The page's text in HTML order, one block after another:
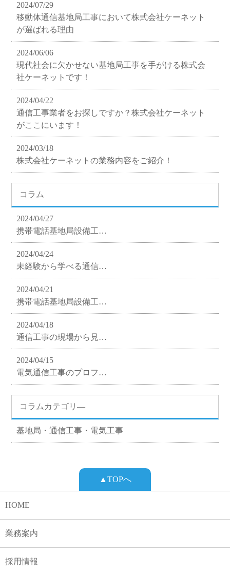
2024/07/29
移動体通信基地局工事において株式会社ケーネット
が選ばれる理由
2024/06/06
現代社会に欠かせない基地局工事を手がける株式会
社ケーネットです！
2024/04/22
通信工事業者をお探しですか？株式会社ケーネット
がここにいます！
2024/03/18
株式会社ケーネットの業務内容をご紹介！
コラム
2024/04/27
携帯電話基地局設備工…
2024/04/24
未経験から学べる通信…
2024/04/21
携帯電話基地局設備工…
2024/04/18
通信工事の現場から見…
2024/04/15
電気通信工事のプロフ…
コラムカテゴリ―
基地局・通信工事・電気工事
▲TOPへ
HOME
業務案内
採用情報